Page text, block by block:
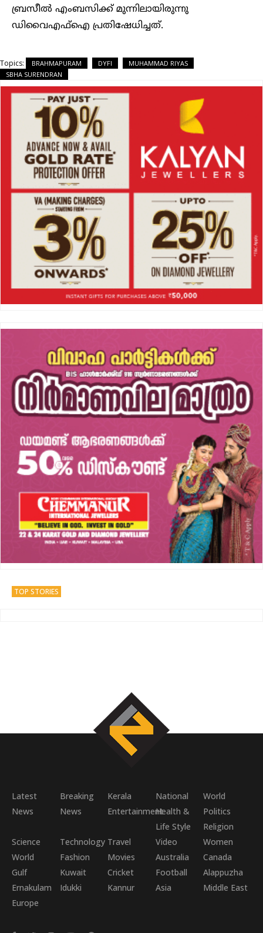
ബ്രസീൽ എംബസിക്ക് മുന്നിലായിരുന്നു
ഡിവൈഎഫ്ഐ പ്രതിഷേധിച്ചത്.
Topics: BRAHMAPURAM DYFI
MUHAMMAD RIYAS
SBHA SURENDRAN
TOP STORIES
Latest
News
Breaking
News
Kerala National
World
EntertainmentHealth &
Life Style
Politics
Religion
Science
World
Technology Travel Video
Women
Fashion
Movies Australia
Canada
Gulf
Kuwait Cricket Football
Alappuzha
Ernakulam
Idukki Kannur Asia
Middle East
Europe